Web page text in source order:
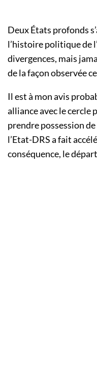
Deux États profonds
l’histoire politique de
divergences, mais
de la façon observée
Il est à mon avis
alliance avec le cercle
prendre possession
l’Etat-DRS a fait
conséquence, le